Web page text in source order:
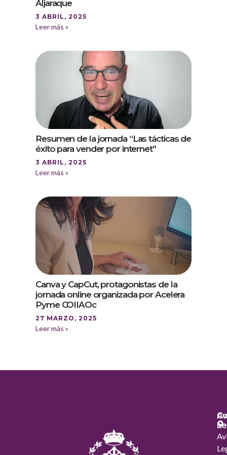
Aljaraque
3 ABRIL, 2025
Leer más »
Resumen de la jornada “Las tácticas de
éxito para vender por internet”
3 ABRIL, 2025
Leer más »
Canva y CapCut, protagonistas de la
jornada online organizada por Acelera
Pyme COIIAOc
27 MARZO, 2025
Leer más »